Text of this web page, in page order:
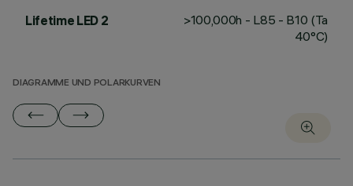
Lifetime LED 2
>100,000h - L85 - B10 (Ta
40°C)
DIAGRAMME UND POLARKURVEN